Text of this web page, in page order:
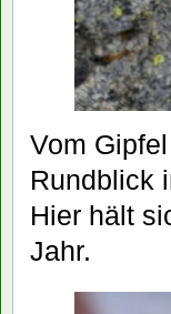
Vom
Rundblick
Hier hält
Jahr.